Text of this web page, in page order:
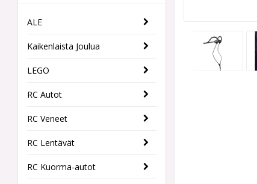
ALE
Kaikenlaista Joulua
LEGO
RC Autot
RC Veneet
RC Lentävät
RC Kuorma-autot